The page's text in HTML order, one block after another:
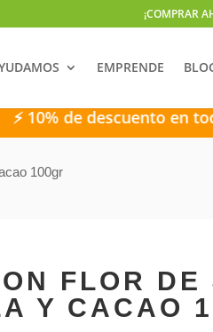
¡COMPRAR
EMPRENDE
de descuento en todo
100gr
FLOR DE
Y CACAO